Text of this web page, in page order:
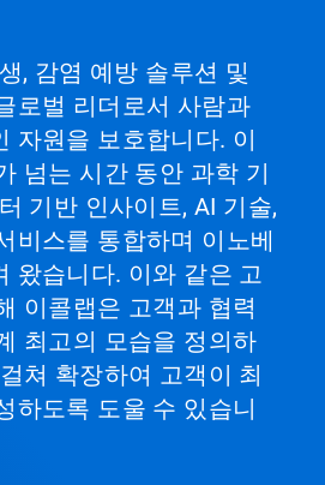
, 감염 예방 솔루션 및
로벌 리더로서 사람과
자원을 보호합니다. 이
넘는 시간 동안 과학 기
기반 인사이트, AI 기술,
비스를 통합하며 이노베
왔습니다. 이와 같은 고
이콜랩은 고객과 협력
최고의 모습을 정의하
쳐 확장하여 고객이 최
하도록 도울 수 있습니